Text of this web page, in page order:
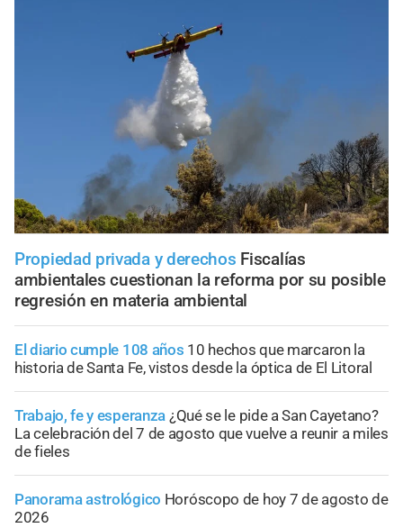
Propiedad privada y derechos Fiscalías
ambientales cuestionan la reforma por su posible
regresión en materia ambiental
El diario cumple 108 años 10 hechos que marcaron la
historia de Santa Fe, vistos desde la óptica de El Litoral
Trabajo, fe y esperanza ¿Qué se le pide a San Cayetano?
La celebración del 7 de agosto que vuelve a reunir a miles
de fieles
Panorama astrológico Horóscopo de hoy 7 de agosto de
2026